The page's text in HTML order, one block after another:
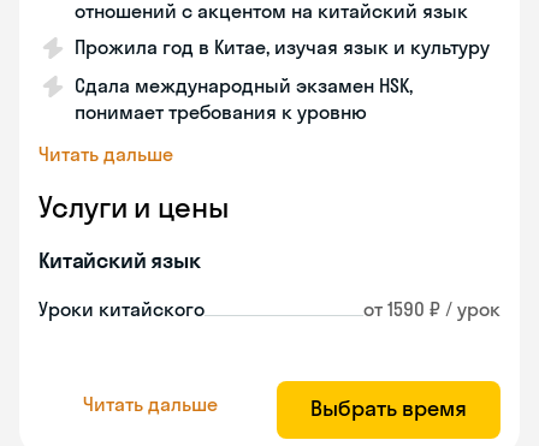
отношений с акцентом на китайский язык
Прожила год в Китае, изучая язык и культуру
Сдала международный экзамен HSK,
понимает требования к уровню
Читать дальше
Услуги и цены
Китайский язык
Уроки китайского от 1590 ₽ / урок
Читать дальше Выбрать время